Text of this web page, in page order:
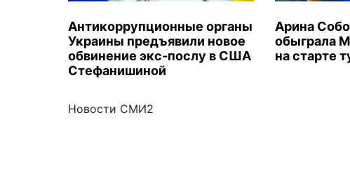
Антикоррупционные органы
Украины предъявили новое
обвинение экс-послу в США
Стефанишиной
Арина
обыграла
на старте
Новости СМИ2